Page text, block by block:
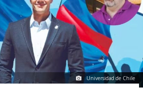
Universidad de Chile